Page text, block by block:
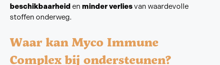
beschikbaarheid en minder verliesvan waardevolle
stoffen onderweg.
Waar kan Myco Immune
Complex bij ondersteunen?